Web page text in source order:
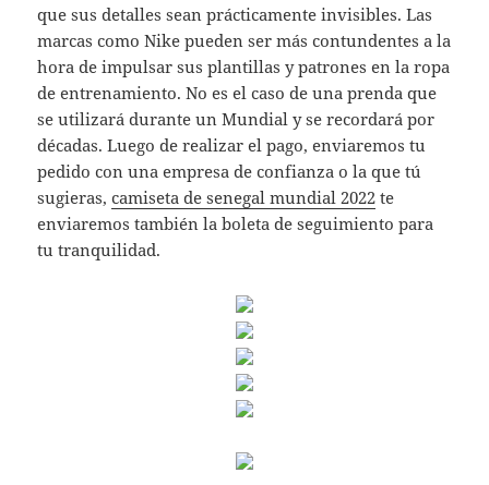
que sus detalles sean prácticamente invisibles. Las
marcas como Nike pueden ser más contundentes a la
hora de impulsar sus plantillas y patrones en la ropa
de entrenamiento. No es el caso de una prenda que
se utilizará durante un Mundial y se recordará por
décadas. Luego de realizar el pago, enviaremos tu
pedido con una empresa de confianza o la que tú
sugieras,camiseta de senegal mundial 2022 te
enviaremos también la boleta de seguimiento para
tu tranquilidad.